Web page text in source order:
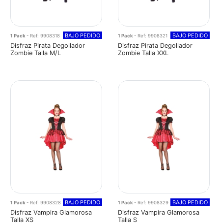
1 Pack - Ref: 9908318 BAJO PEDIDO
Disfraz Pirata Degollador
Zombie Talla M/L
1 Pack - Ref: 9908321 BAJO PEDIDO
Disfraz Pirata Degollador
Zombie Talla XXL
1 Pack - Ref: 9908328 BAJO PEDIDO
Disfraz Vampira Glamorosa
Talla XS
1 Pack - Ref: 9908329 BAJO PEDIDO
Disfraz Vampira Glamorosa
Talla S